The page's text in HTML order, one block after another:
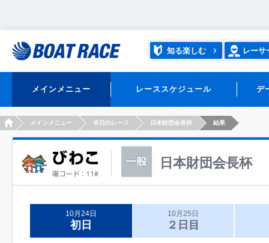
知る楽しむ レーサ
メインメニュー レーススケジュール デ
HOMEメインメニュー 本日のレース 日本財団会長杯 結果
日本財団会長杯
10月24日
初日
10月25日
２日目